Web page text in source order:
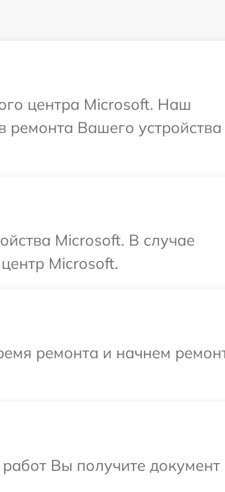
центра Microsoft. Наш
ремонта Вашего устройства
Microsoft. В случае
Microsoft.
ремонта и начнем
Вы получите документ